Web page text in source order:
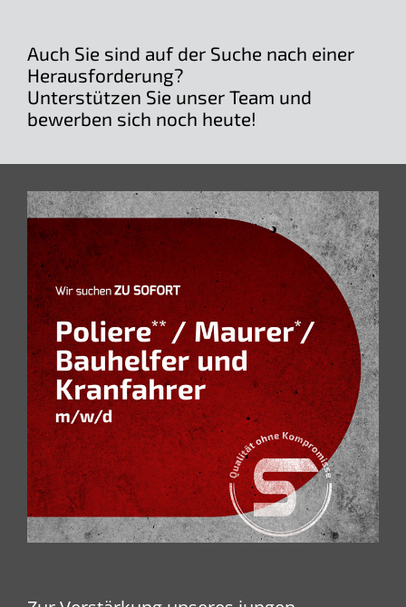
Auch Sie sind auf der Suche nach einer
Herausforderung?
Unterstützen Sie unser Team und
bewerben sich noch heute!